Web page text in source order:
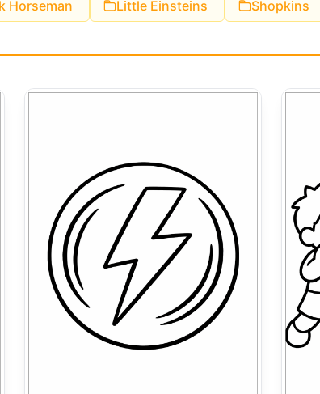
Horseman Little Einsteins Shopkins